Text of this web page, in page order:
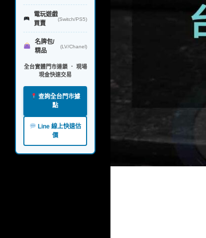
電玩遊戲
買賣
(Switch/PS5)
名牌包/
精品
(LV/Chanel)
全台實體門市連鎖 ． 現場
現金快速交易
查詢全台門市據
點
Line 線上快速估
價